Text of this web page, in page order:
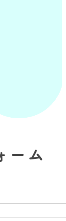
ーム